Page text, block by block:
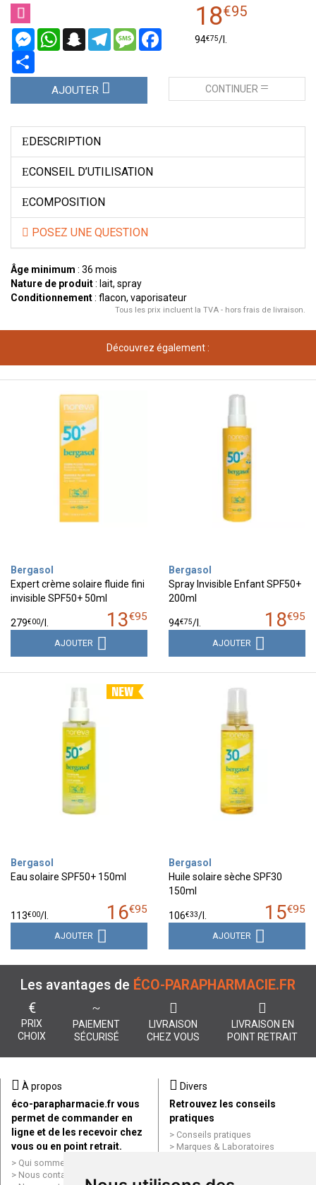
MessengerWhatsAppSnapchatTelegramMessageFacebook
18€95
94€75/
AJOUTER CONTINUER
DESCRIPTION
CONSEIL D’UTILISATION
COMPOSITION
POSEZ UNE QUESTION
Âge minimum : 36 mois
Nature de produit: lait, spray
Conditionnement: flacon, vaporisateur
Tous les prix incluent la TVA - hors frais de livraison.
Découvrez également :
Bergasol
Expert crème solaire fluide fini
invisible SPF50+ 50ml
13€95
279€00/
AJOUTER
Bergasol
Spray Invisible Enfant SPF50+
200ml
18€95
94€75/
AJOUTER
Bergasol
Eau solaire SPF50+ 150ml
16€95
113€00/
AJOUTER
Bergasol
Huile solaire sèche SPF30
150ml
15€95
106€33/
AJOUTER
Les avantages de ÉCO-PARAPHARMACIE.FR
€
PRIX
CHOIX
PAIEMENT
SÉCURISÉ
LIVRAISON
CHEZ VOUS
LIVRAISON EN
POINT RETRAIT
À propos
éco-parapharmacie.fr vous
permet de commander en
ligne et de les recevoir chez
vous ou en point retrait.
Qui sommes nous ?
Nous contacter par e-mail
Divers
Retrouvez les conseils
pratiques
Conseils pratiques
Marques & Laboratoires
Mentions légales